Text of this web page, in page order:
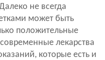
не всегда
может быть
положительные
лекарства
которые есть и